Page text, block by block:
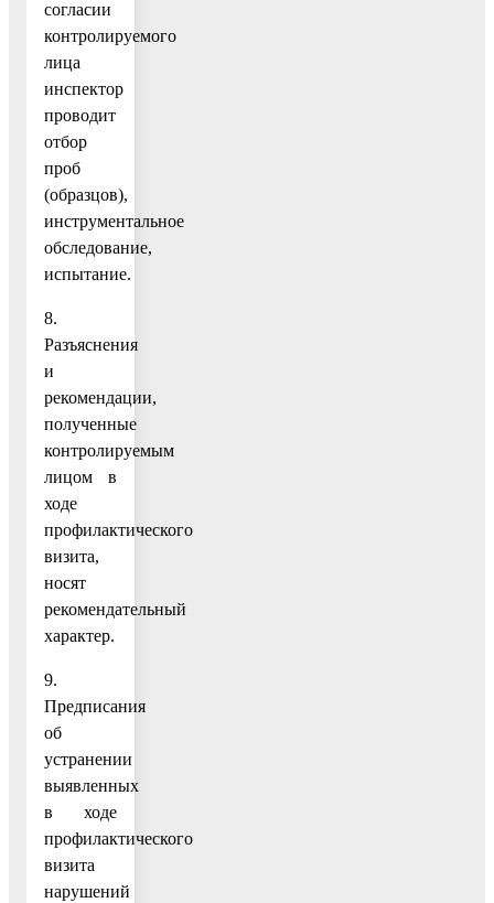
согласии
контролируемого
лица
инспектор
проводит
отбор
проб
(образцов),
инструментальное
обследование,
испытание.
8.
Разъяснения
и
рекомендации,
полученные
контролируемым
лицом в
ходе
профилактического
визита,
носят
рекомендательный
характер.
9.
Предписания
об
устранении
выявленных
в ходе
профилактического
визита
нарушений